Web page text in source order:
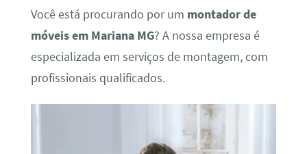
Você está procurando por um montador de
móveis em Mariana MG? A nossa empresa é
especializada em serviços de montagem, com
profissionais qualificados.